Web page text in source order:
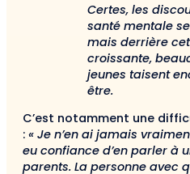
Certes, les
santé mentale
mais derrière
croissante,
jeunes taisent
être.
C’est notamment une
: « Je n’en ai jamais
eu confiance d’en parler à
parents. La personne avec